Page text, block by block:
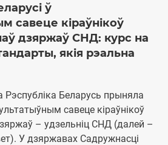
ў
савеце кіраўнікоў
дзяржаў СНД: курс на
якія рэальна
Рэспубліка Беларусь прыняла
савеце кіраўнікоў
– удзельніц СНД (далей –
У дзяржавах Садружнасці